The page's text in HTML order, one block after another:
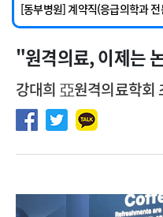
[동부병원] 계약직(응급의학과
[이대목동병원] 하반기 전공의(
[서울아산병원] 2026년 하반기
"원격의료, 이제는
강대희 亞원격의료학회